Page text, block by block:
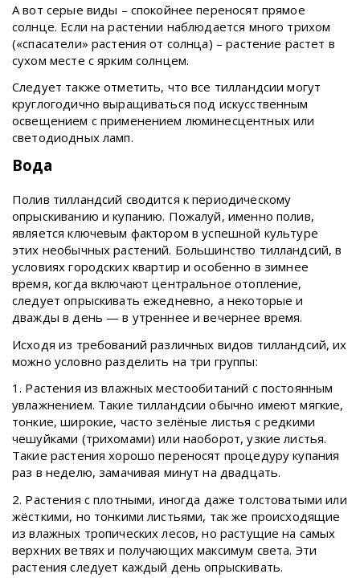
А вот серые виды – спокойнее переносят прямое
солнце. Если на растении наблюдается много трихом
(«спасатели» растения от солнца) – растение растет в
сухом месте с ярким солнцем.
Следует также отметить, что все тилландсии могут
круглогодично выращиваться под искусственным
освещением с применением люминесцентных или
светодиодных ламп.
Вода
Полив тилландсий сводится к периодическому
опрыскиванию и купанию. Пожалуй, именно полив,
является ключевым фактором в успешной культуре
этих необычных растений. Большинство тилландсий, в
условиях городских квартир и особенно в зимнее
время, когда включают центральное отопление,
следует опрыскивать ежедневно, а некоторые и
дважды в день — в утреннее и вечернее время.
Исходя из требований различных видов тилландсий, их
можно условно разделить на три группы:
1. Растения из влажных местообитаний с постоянным
увлажнением. Такие тилландсии обычно имеют мягкие,
тонкие, широкие, часто зелёные листья с редкими
чешуйками (трихомами) или наоборот, узкие листья.
Такие растения хорошо переносят процедуру купания
раз в неделю, замачивая минут на двадцать.
2. Растения с плотными, иногда даже толстоватыми или
жёсткими, но тонкими листьями, так же происходящие
из влажных тропических лесов, но растущие на самых
верхних ветвях и получающих максимум света. Эти
растения следует каждый день опрыскивать.